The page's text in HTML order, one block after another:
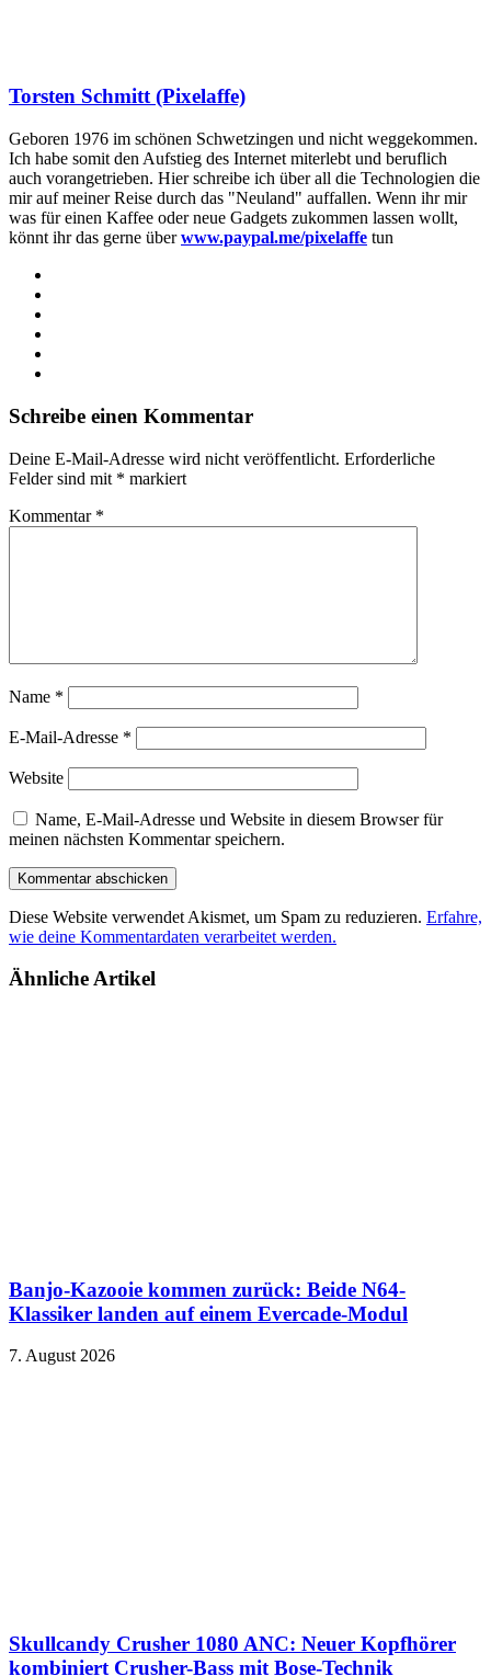
Torsten Schmitt (Pixelaffe)
Geboren 1976 im schönen Schwetzingen und nicht weggekommen.
Ich habe somit den Aufstieg des Internet miterlebt und beruflich
auch vorangetrieben. Hier schreibe ich über all die Technologien die
mir auf meiner Reise durch das "Neuland" auffallen. Wenn ihr mir
was für einen Kaffee oder neue Gadgets zukommen lassen wollt,
könnt ihr das gerne überwww.paypal.me/pixelaffe tun
Schreibe einen Kommentar
Deine E-Mail-Adresse wird nicht veröffentlicht. Erforderliche
Felder sind mit * markiert
Kommentar *
Name *
E-Mail-Adresse *
Website
Name, E-Mail-Adresse und Website in diesem Browser für
meinen nächsten Kommentar speichern.
Diese Website verwendet Akismet, um Spam zu reduzieren. Erfahre,
wie deine Kommentardaten verarbeitet werden.
Ähnliche Artikel
Banjo-Kazooie kommen zurück: Beide N64-
Klassiker landen auf einem Evercade-Modul
7. August 2026
Skullcandy Crusher 1080 ANC: Neuer Kopfhörer
kombiniert Crusher-Bass mit Bose-Technik